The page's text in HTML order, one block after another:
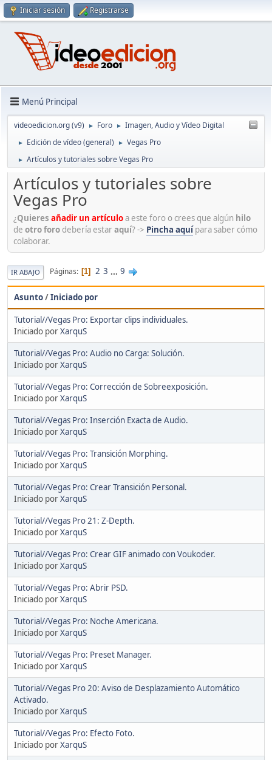
Iniciar sesión Registrarse
Menú Principal
videoedicion.org (v9) ► Foro ► Imagen, Audio y Vídeo Digital
► Edición de vídeo (general) ► Vegas Pro
► Artículos y tutoriales sobre Vegas Pro
Artículos y tutoriales sobre
Vegas Pro
¿Quieres añadir un artículoa este foro o crees que algún hilo
de otro foro debería estar aquí? -> Pincha aquípara saber cómo
colaborar.
IR ABAJO Páginas 1 2 3 ... 9
Asunto/Iniciado por
Tutorial//Vegas Pro: Exportar clips individuales.
Iniciado porXarquS
Tutorial//Vegas Pro: Audio no Carga: Solución.
Iniciado porXarquS
Tutorial//Vegas Pro: Corrección de Sobreexposición.
Iniciado porXarquS
Tutorial//Vegas Pro: Inserción Exacta de Audio.
Iniciado porXarquS
Tutorial//Vegas Pro: Transición Morphing.
Iniciado porXarquS
Tutorial//Vegas Pro: Crear Transición Personal.
Iniciado porXarquS
Tutorial//Vegas Pro 21: Z-Depth.
Iniciado porXarquS
Tutorial//Vegas Pro: Crear GIF animado con Voukoder.
Iniciado porXarquS
Tutorial//Vegas Pro: Abrir PSD.
Iniciado porXarquS
Tutorial//Vegas Pro: Noche Americana.
Iniciado porXarquS
Tutorial//Vegas Pro: Preset Manager.
Iniciado porXarquS
Tutorial//Vegas Pro 20: Aviso de Desplazamiento Automático
Activado.
Iniciado porXarquS
Tutorial//Vegas Pro: Efecto Foto.
Iniciado porXarquS